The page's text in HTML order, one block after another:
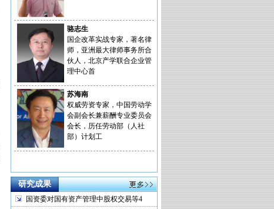
骆志生
国企改革实战专家，著名律
师，亚洲最大律师事务所合
伙人，北京产学联合企业管
理中心首
苏海南
权威劳资专家，中国劳动学
会副会长兼薪酬专业委员会
会长，历任劳动部（人社
部）计划工
研究成果
国资委对国有资产管理中股权交易等4